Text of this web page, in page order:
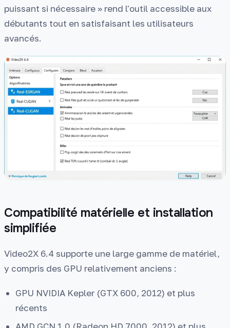
puissant si nécessaire » rend l'outil accessible aux
débutants tout en satisfaisant les utilisateurs
avancés.
Compatibilité matérielle et installation
simplifiée
Video2X 6.4 supporte une large gamme de matériel,
y compris des GPU relativement anciens :
GPU NVIDIA Kepler (GTX 600, 2012) et plus
récents